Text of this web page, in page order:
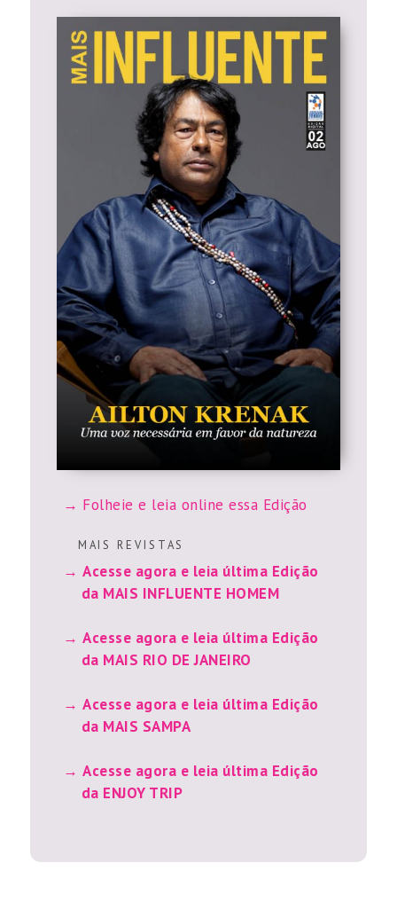
Folheie e leia online essa Edição
M A I S R E V I S T A S
Acesse agora e leia última Edição
da MAIS INFLUENTE HOMEM
Acesse agora e leia última Edição
da MAIS RIO DE JANEIRO
Acesse agora e leia última Edição
da MAIS SAMPA
Acesse agora e leia última Edição
da ENJOY TRIP